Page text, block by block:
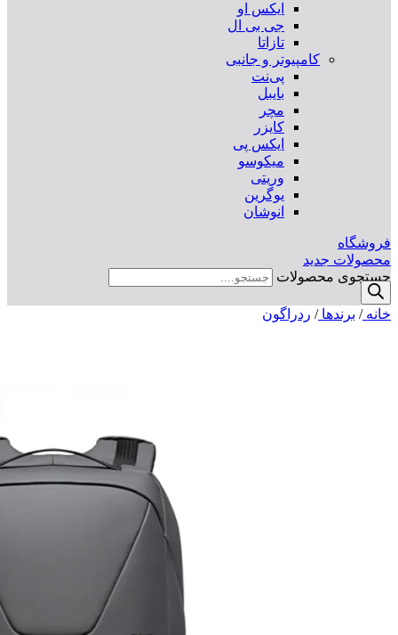
ایکس او
جی بی ال
تازاتا
کامپیوتر و جانبی
پی‌نت
بایبل
مچر
کایزر
ایکس پی
میکوسو
وریتی
یوگرین
انوشان
فروشگاه
محصولات جدید
جستجوی محصولات
خانه/ برندها/ ردراگون